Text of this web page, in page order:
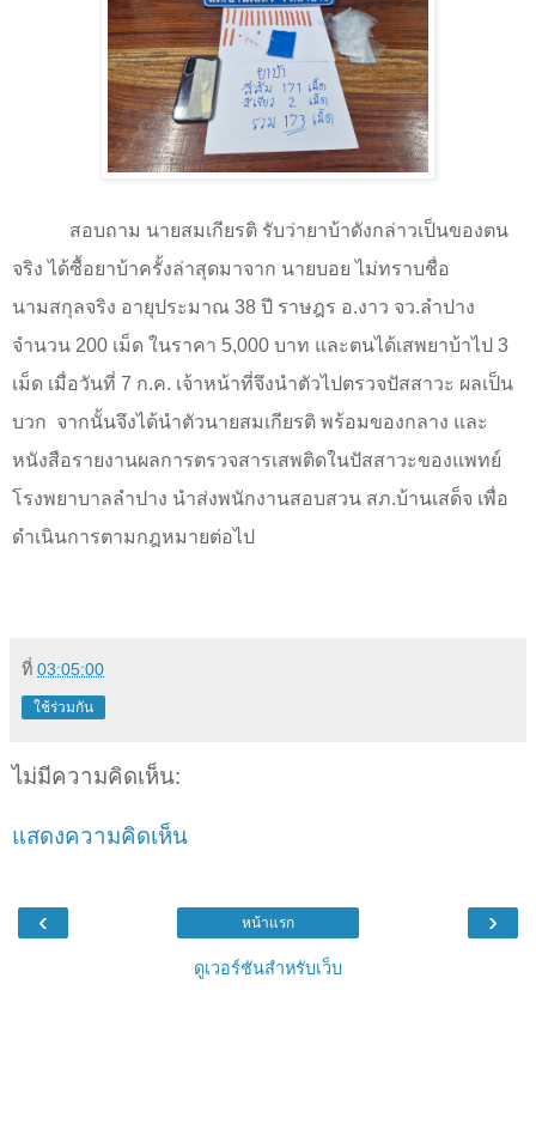
สอบถาม นายสมเกียรติ รับว่ายาบ้าดังกล่าวเป็นของตน
จริง ได้ซื้อยาบ้าครั้งล่าสุดมาจาก นายบอย ไม่ทราบชื่อ
นามสกุลจริง อายุประมาณ 38 ปี ราษฎร อ.งาว จว.ลำปาง
จำนวน 200 เม็ด ในราคา 5,000 บาท และตนได้เสพยาบ้าไป 3
เม็ด เมื่อวันที่ 7 ก.ค. เจ้าหน้าที่จึงนำตัวไปตรวจปัสสาวะ ผลเป็น
บวก จากนั้นจึงได้นำตัวนายสมเกียรติ พร้อมของกลาง และ
หนังสือรายงานผลการตรวจสารเสพติดในปัสสาวะของแพทย์
โรงพยาบาลลำปาง นำส่งพนักงานสอบสวน สภ.บ้านเสด็จ เพื่อ
ดำเนินการตามกฎหมายต่อไป
ที่ 03:05:00
ใช้ร่วมกัน
ไม่มีความคิดเห็น:
แสดงความคิดเห็น
‹ ›
หน้าแรก
ดูเวอร์ชันสำหรับเว็บ